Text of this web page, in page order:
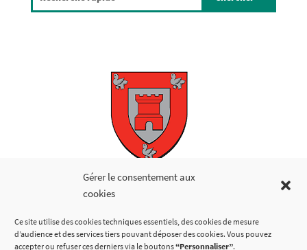
Gérer le consentement aux
cookies
Ce site utilise des cookies techniques essentiels, des cookies de mesure
d’audience et des services tiers pouvant déposer des cookies. Vous pouvez
accepter ou refuser ces derniers via le boutons“Personnaliser”.
Copyright © 2026